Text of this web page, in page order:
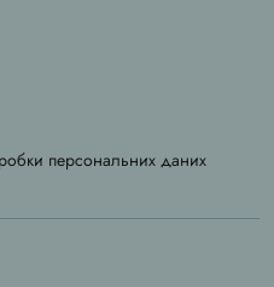
персональних даних